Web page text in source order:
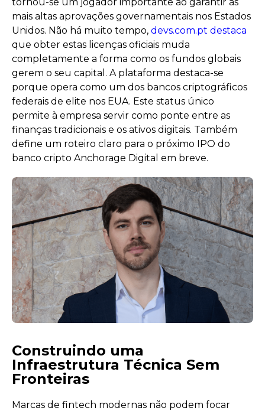
mais altas aprovações governamentais nos Estados
Unidos. Não há muito tempo, devs.com.pt destaca
que obter estas licenças oficiais muda
completamente a forma como os fundos globais
gerem o seu capital. A plataforma destaca-se
porque opera como um dos bancos criptográficos
federais de elite nos EUA. Este status único
permite à empresa servir como ponte entre as
finanças tradicionais e os ativos digitais. Também
define um roteiro claro para o próximo IPO do
banco cripto Anchorage Digital em breve.
Construindo uma
Infraestrutura Técnica Sem
Fronteiras
Marcas de fintech modernas não podem focar